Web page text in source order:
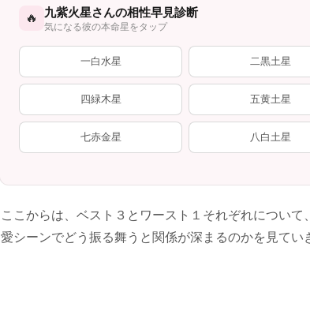
🔥 九紫火星さんの相性早見診断
気になる彼の本命星をタップ
一白水星 二黒土星
四緑木星 五黄土星
七赤金星 八白土星
ここからは、ベスト３とワースト１それぞれについ
愛シーンでどう振る舞うと関係が深まるのかを見てい